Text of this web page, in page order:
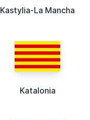
Kastylia-La Mancha
Katalonia